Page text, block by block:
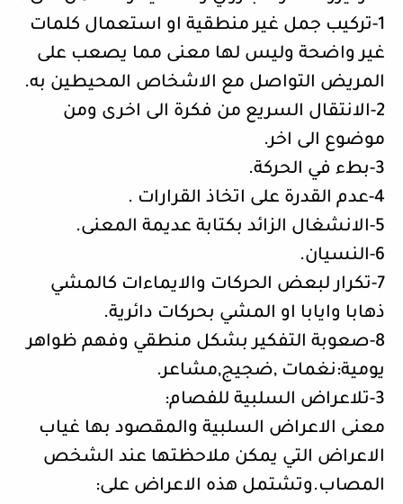
1-تركيب جمل غير منطقية او استعمال كلمات
غير واضحة وليس لها معنى مما يصعب على
المريض التواصل مع الاشخاص المحيطين به.
2-الانتقال السريع من فكرة الى اخرى ومن
موضوع الى اخر.
3-بطء في الحركة.
4-عدم القدرة على اتخاذ القرارات .
5-الانشغال الزائد بكتابة عديمة المعنى.
6-النسيان.
7-تكرار لبعض الحركات والايماءات كالمشي
ذهابا وايابا او المشي بحركات دائرية.
8-صعوبة التفكير بشكل منطقي وفهم ظواهر
يومية:نغمات ,ضجيج,مشاعر.
3-تلاعراض السلبية للفصام:
معنى الاعراض السلبية والمقصود بها غياب
الاعراض التي يمكن ملاحظتها عند الشخص
المصاب.وتشتمل هذه الاعراض على: